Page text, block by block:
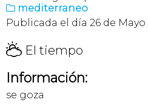
 mediterraneo
Publicada el día 26 de Mayo
H El tiempo
Información:
se goza